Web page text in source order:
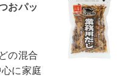
おパッ
の混合
に家庭